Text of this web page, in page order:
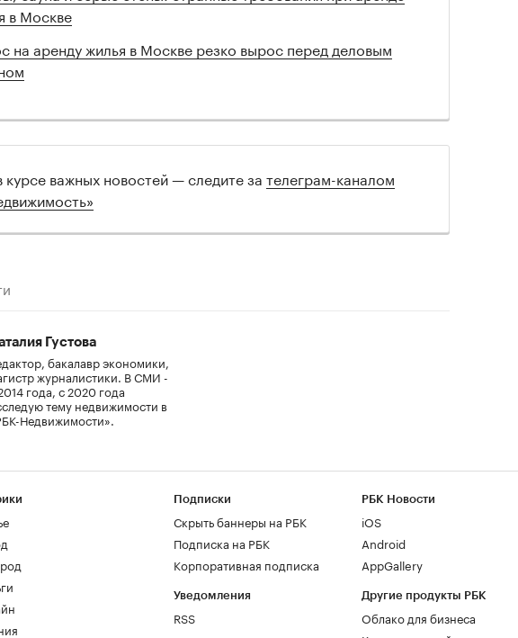
в Москве
на аренду жилья в Москве резко вырос перед деловым
курсе важных новостей — следите за телеграм-каналом
Густова
бакалавр экономики,
журналистики. В СМИ -
года, с 2020 года
тему недвижимости в
Недвижимости».
Подписки
Скрыть баннеры на РБК
Подписка на РБК
Корпоративная подписка
Уведомления
RSS
РБК Новости
iOS
Android
AppGallery
Другие продукты РБК
Облако для бизнеса